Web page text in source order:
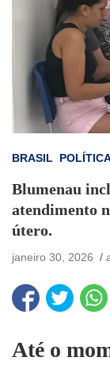
BRASIL
Blumenau
atendimento
útero.
janeiro 30, 2026
Até o